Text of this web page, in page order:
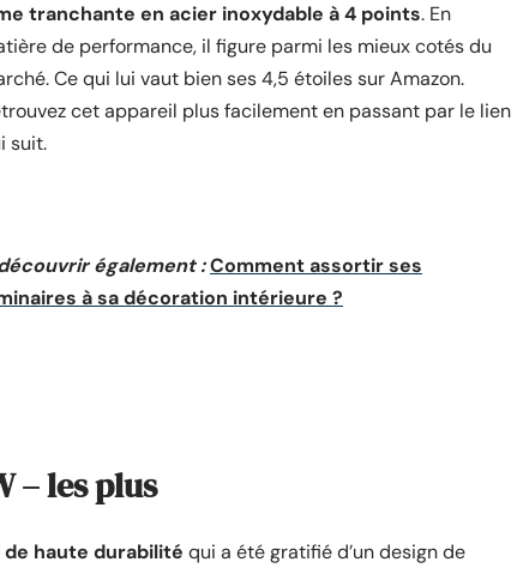
tranchante en acier inoxydable à 4 points. En
de performance, il figure parmi les mieux cotés du
Ce qui lui vaut bien ses 4,5 étoiles sur Amazon.
cet appareil plus facilement en passant par le lien
suit.
également :Comment assortir ses
à sa décoration intérieure ?
– les plus
de haute durabilité qui a été gratifié d’un design de